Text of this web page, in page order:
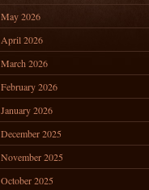
May 2026
April 2026
March 2026
February 2026
January 2026
December 2025
November 2025
October 2025